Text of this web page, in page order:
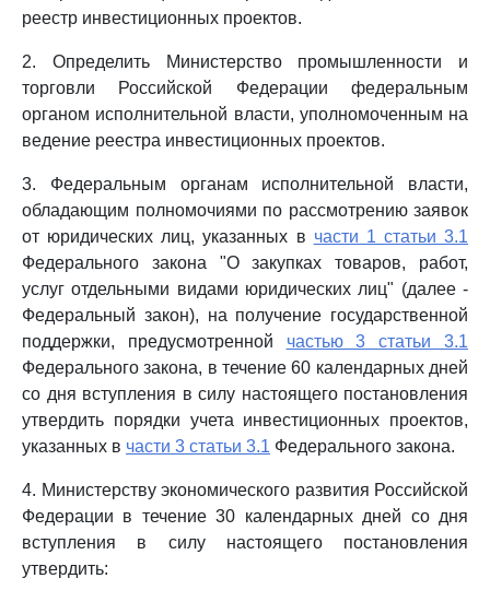
реестр инвестиционных проектов.
2. Определить Министерство промышленности и
торговли Российской Федерации федеральным
органом исполнительной власти, уполномоченным на
ведение реестра инвестиционных проектов.
3. Федеральным органам исполнительной власти,
обладающим полномочиями по рассмотрению заявок
от юридических лиц, указанных в части 1 статьи 3.1
Федерального закона "О закупках товаров, работ,
услуг отдельными видами юридических лиц" (далее -
Федеральный закон), на получение государственной
поддержки, предусмотренной частью 3 статьи 3.1
Федерального закона, в течение 60 календарных дней
со дня вступления в силу настоящего постановления
утвердить порядки учета инвестиционных проектов,
указанных в части 3 статьи 3.1 Федерального закона.
4. Министерству экономического развития Российской
Федерации в течение 30 календарных дней со дня
вступления в силу настоящего постановления
утвердить: